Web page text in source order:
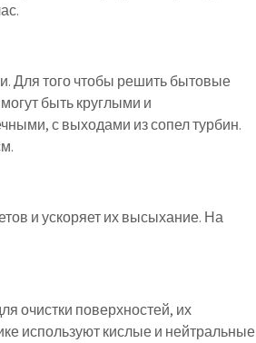
Для того чтобы решить бытовые
быть круглыми и
с выходами из сопел турбин.
и ускоряет их высыхание. На
очистки поверхностей, их
используют кислые и нейтральные